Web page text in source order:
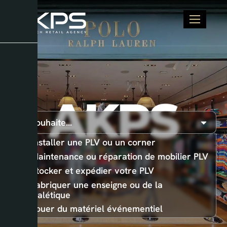
Je souhaite...
Installer une PLV ou un corner
Maintenance ou réparation de mobilier PLV
Stocker et expédier votre PLV
Fabriquer une enseigne ou de la
signalétique
Louer du matériel événementiel